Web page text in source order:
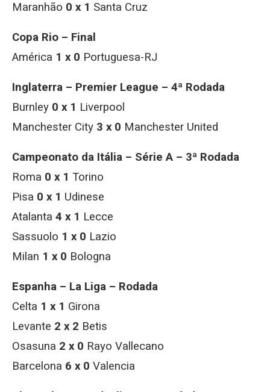
Maranhão 0 x 1 Santa Cruz
Copa Rio – Final
América 1 x 0 Portuguesa-RJ
Inglaterra – Premier League – 4ª Rodada
Burnley 0 x 1 Liverpool
Manchester City 3 x 0 Manchester United
Campeonato da Itália – Série A – 3ª Rodada
Roma 0 x 1 Torino
Pisa 0 x 1 Udinese
Atalanta 4 x 1 Lecce
Sassuolo 1 x 0 Lazio
Milan 1 x 0 Bologna
Espanha – La Liga – Rodada
Celta 1 x 1 Girona
Levante 2 x 2 Betis
Osasuna 2 x 0 Rayo Vallecano
Barcelona 6 x 0 Valencia